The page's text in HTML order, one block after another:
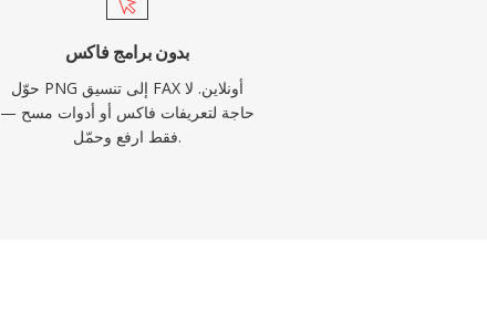
بدون برامج فاكس
حوّل PNG إلى تنسيق FAX أونلاين. لا
حاجة لتعريفات فاكس أو أدوات مسح —
فقط ارفع وحمّل.